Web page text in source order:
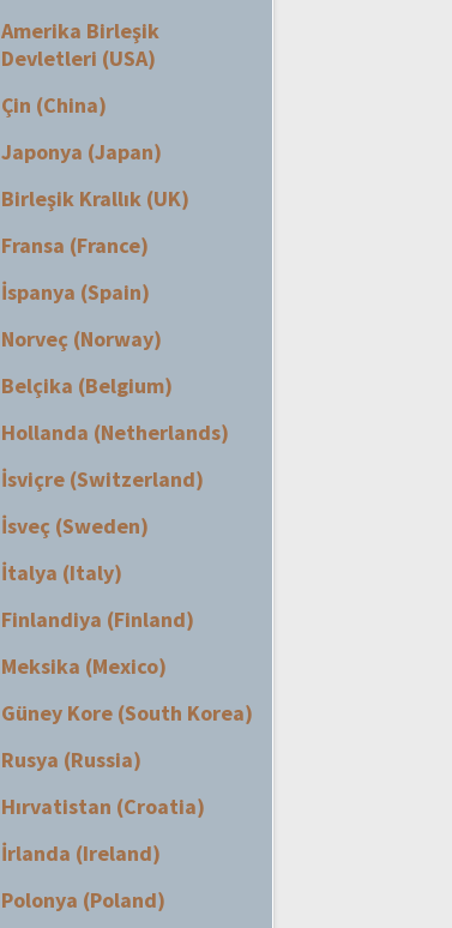
Amerika Birleşik
Devletleri (USA)
Çin (China)
Japonya (Japan)
Birleşik Krallık (UK)
Fransa (France)
İspanya (Spain)
Norveç (Norway)
Belçika (Belgium)
Hollanda (Netherlands)
İsviçre (Switzerland)
İsveç (Sweden)
İtalya (Italy)
Finlandiya (Finland)
Meksika (Mexico)
Güney Kore (South Korea)
Rusya (Russia)
Hırvatistan (Croatia)
İrlanda (Ireland)
Polonya (Poland)